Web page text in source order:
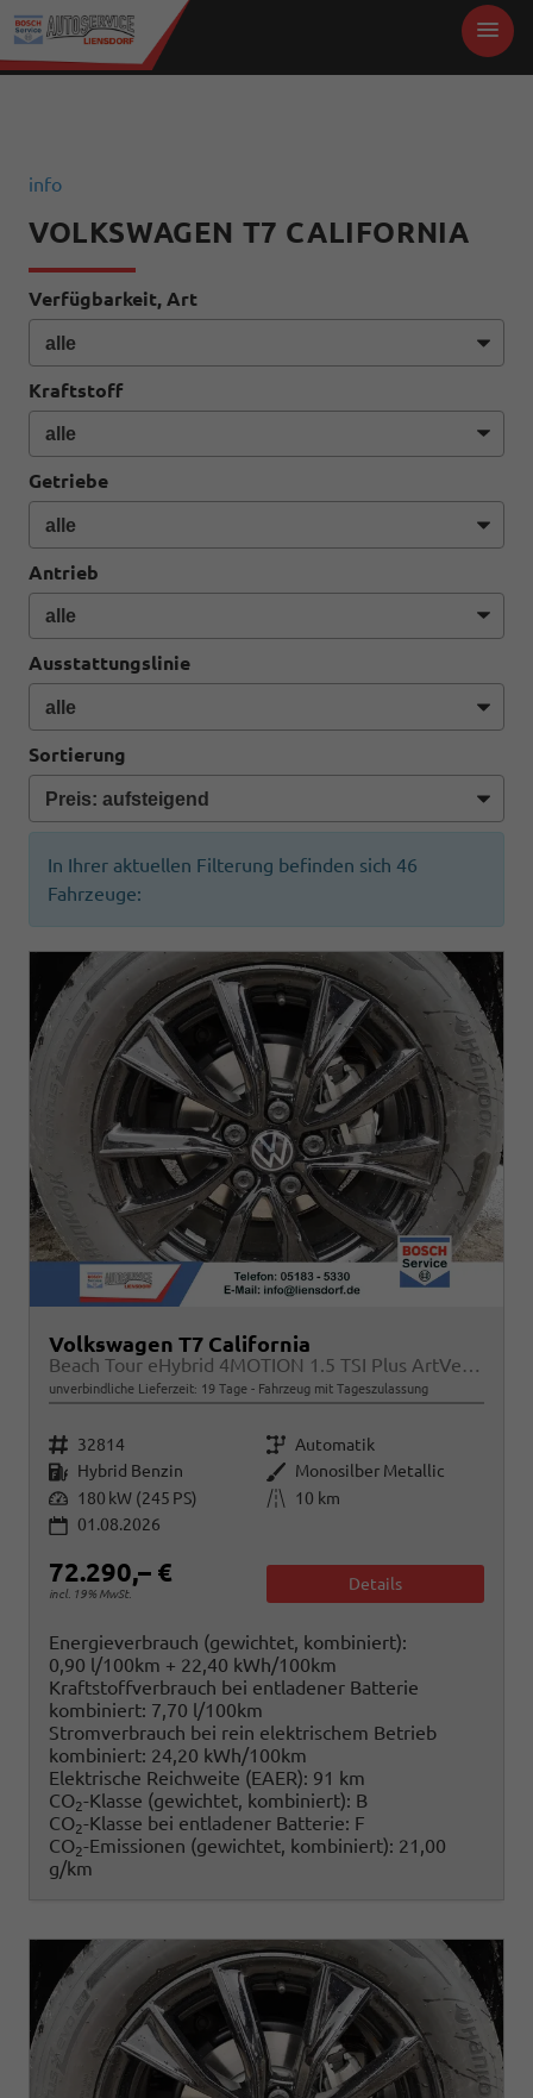
info
VOLKSWAGEN T7 CALIFORNIA
Verfügbarkeit, Art
Kraftstoff
Getriebe
Antrieb
Ausstattungslinie
Sortierung
In Ihrer aktuellen Filterung befinden sich 46
Fahrzeuge:
Volkswagen T7 California
Beach Tour eHybrid 4MOTION 1.5 TSI Plus ArtVelour
unverbindliche Lieferzeit: 19 Tage Fahrzeug mit Tageszulassung
Fahrzeugnr. 32814 Getriebe Automatik
Kraftstoff Hybrid Benzin Außenfarbe Monosilber Metallic
Leistung 180 kW (245 PS) Kilometerstand
10 km
01.08.2026
72.290,– €
incl. 19% MwSt.
Details
Energieverbrauch (gewichtet, kombiniert):
0,90 l/100km + 22,40 kWh/100km
Kraftstoffverbrauch bei entladener Batterie
kombiniert: 7,70 l/100km
Stromverbrauch bei rein elektrischem Betrieb
kombiniert: 24,20 kWh/100km
Elektrische Reichweite (EAER): 91 km
CO2-Klasse (gewichtet, kombiniert): B
CO2-Klasse bei entladener Batterie: F
CO2-Emissionen (gewichtet, kombiniert): 21,00
g/km